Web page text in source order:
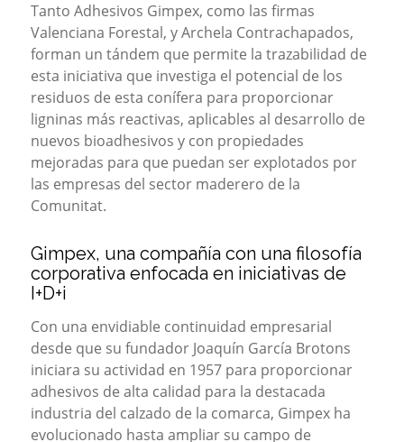
Tanto Adhesivos Gimpex, como las firmas
Valenciana Forestal, y Archela Contrachapados,
forman un tándem que permite la trazabilidad de
esta iniciativa que investiga el potencial de los
residuos de esta conífera para proporcionar
ligninas más reactivas, aplicables al desarrollo de
nuevos bioadhesivos y con propiedades
mejoradas para que puedan ser explotados por
las empresas del sector maderero de la
Comunitat.
Gimpex, una compañía con una filosofía
corporativa enfocada en iniciativas de
I+D+i
Con una envidiable continuidad empresarial
desde que su fundador Joaquín García Brotons
iniciara su actividad en 1957 para proporcionar
adhesivos de alta calidad para la destacada
industria del calzado de la comarca, Gimpex ha
evolucionado hasta ampliar su campo de